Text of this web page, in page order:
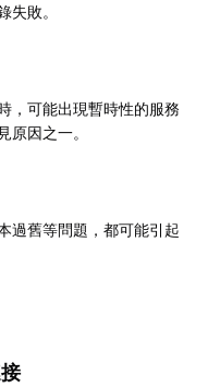
失敗。
，可能出現暫時性的服務
原因之一。
過舊等問題，都可能引起